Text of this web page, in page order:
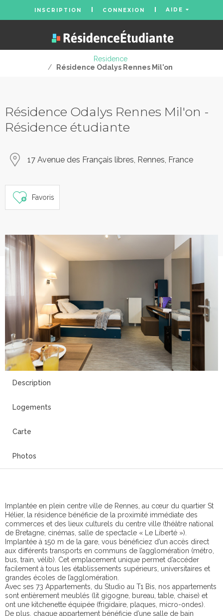
INSCRIPTION CONNEXION AIDE
Residence
/
Résidence Odalys Rennes Mil'on
Résidence Odalys Rennes Mil'on -
Résidence étudiante
17 Avenue des Français libres, Rennes, France
Favoris
Description
Logements
Carte
Photos
Implantée en plein centre ville de Rennes, au cœur du quartier St
Hélier, la résidence bénéficie de la proximité immédiate des
commerces et des lieux culturels du centre ville (théâtre national
de Bretagne, cinémas, salle de spectacle « Le Liberté »).
Implantée à 150 m de la gare, vous bénéficiez d’un accès direct
aux différents transports en communs de l’agglomération (métro,
bus, train, vélib). Cet emplacement unique permet d’accéder
facilement à tous les établissements supérieurs, universitaires et
grandes écoles de l’agglomération.
Avec ses 73 Appartements, du Studio au T1 Bis, nos appartements
sont entièrement meublés (lit gigogne, bureau, table, chaise) et
ont une kitchenette équipée (frigidaire, plaques, micro-ondes).
De plus, chaque appartement bénéficie d’une salle de bain